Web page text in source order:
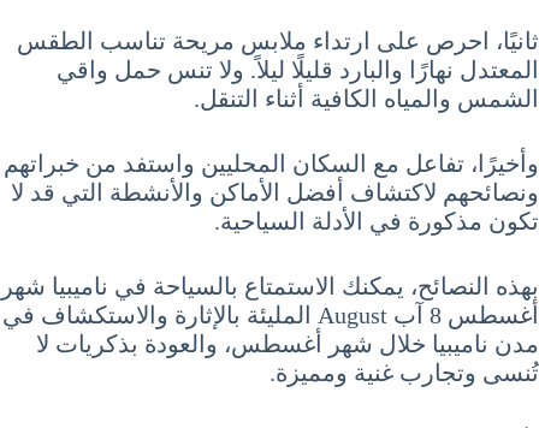
ثانيًا، احرص على ارتداء ملابس مريحة تناسب الطقس
المعتدل نهارًا والبارد قليلًا ليلاً. ولا تنس حمل واقي
الشمس والمياه الكافية أثناء التنقل.
وأخيرًا، تفاعل مع السكان المحليين واستفد من خبراتهم
ونصائحهم لاكتشاف أفضل الأماكن والأنشطة التي قد لا
تكون مذكورة في الأدلة السياحية.
بهذه النصائح، يمكنك الاستمتاع بالسياحة في ناميبيا شهر
أغسطس 8 آب August المليئة بالإثارة والاستكشاف في
مدن ناميبيا خلال شهر أغسطس، والعودة بذكريات لا
تُنسى وتجارب غنية ومميزة.